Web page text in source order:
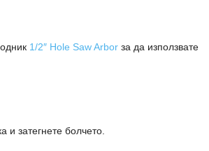
1/2″ Hole Saw Arbor за да използвате
и затегнете болчето.